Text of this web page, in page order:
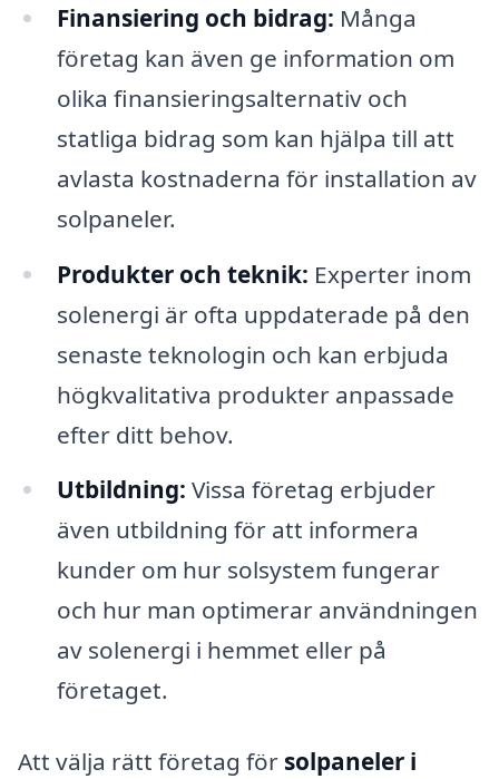
Finansiering och bidrag: Många
företag kan även ge information om
olika finansieringsalternativ och
statliga bidrag som kan hjälpa till att
avlasta kostnaderna för installation av
solpaneler.
Produkter och teknik: Experter inom
solenergi är ofta uppdaterade på den
senaste teknologin och kan erbjuda
högkvalitativa produkter anpassade
efter ditt behov.
Utbildning: Vissa företag erbjuder
även utbildning för att informera
kunder om hur solsystem fungerar
och hur man optimerar användningen
av solenergi i hemmet eller på
företaget.
Att välja rätt företag för solpaneler i